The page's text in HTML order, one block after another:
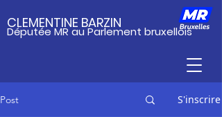
Députée MR au Parlement bruxellois
CLEMENTINE BARZIN
Post S'inscrire